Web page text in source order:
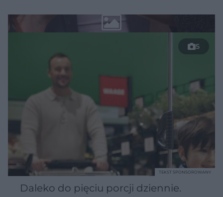
5
Daleko do pięciu porcji dziennie.
TEKST SPONSOROWANY